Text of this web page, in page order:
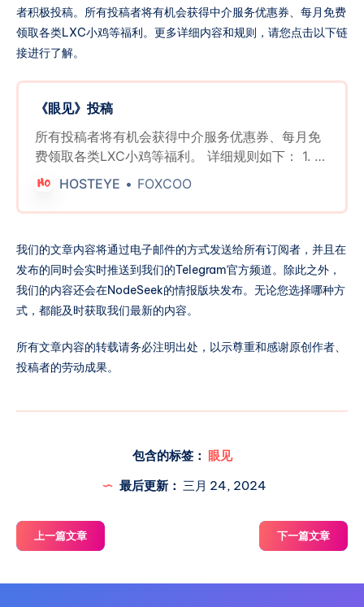
者积极投稿。所有投稿者将有机会获得中介服务优惠券、每月免费
领取各类LXC小鸡等福利。更多详细内容和规则，请您点击以下链
接进行了解。
《眼见》投稿
所有投稿者将有机会获得中介服务优惠券、每月免
费领取各类LXC小鸡等福利。 详细规则如下： 1. 有
效投稿奖励： * 所有提交有效信息并留下有效联系
方式的投稿者，无论其投稿是否被采用，每周日都
有机会参与抽奖。 * 每周将随机抽取三名获奖者，
采纳投稿奖励： * 被采用的投稿将直接获得一张中
介服务免费优惠券。 3. 月度有效投稿数量统计奖
励： * 每月最后一天，根据后台统计的相同联系方
式和相同网站注册的电子邮箱账户下的非垃圾投稿
将获得一周的sonet/hkt/cmhk/hinet自选lxc小鸡。
* 排位第二和第三的个人将分别获得三张中介服务
每月最后一天，根据后台统计的相同联系方式和相
进行如下奖励分配： * 最多被采纳的个人将获得一
个月的sonet/hkt/cmhk/hinet自选lxc小鸡。 * 排
HOSTEYE FOXCOO
我们的文章内容将通过电子邮件的方式发送给所有订阅者，并且在
发布的同时会实时推送到我们的Telegram官方频道。除此之外，
我们的内容还会在NodeSeek的情报版块发布。无论您选择哪种方
式，都能及时获取我们最新的内容。
所有文章内容的转载请务必注明出处，以示尊重和感谢原创作者、
投稿者的劳动成果。
包含的标签： 眼见
最后更新： 三月 24, 2024
上一篇文章 下一篇文章